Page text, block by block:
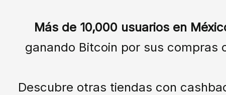
Más de 10,000 usuarios en
ganando Bitcoin por sus compras
Descubre otras tiendas con